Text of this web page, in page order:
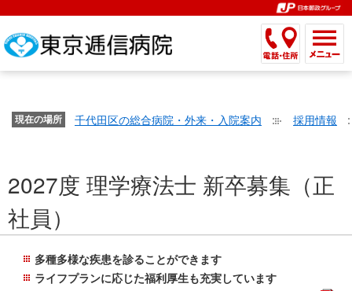
が
で
す。
ー
ジ
内
メ
ー
ヘ
ッ
ダ
ー
メ
こ
き
さ
設
定
す。
こ
大
き
さ
設
こ
メ
ニ
ュ
ー
す。
こ
ま
ッ
メ
ニ
ュ
ー
す。
こ
か
イ
検
索
で
す。
こ
こ
ま
イ
検
で
す。
こ
こ
か
通
ュ
で
す。
こ
こ
ま
共
通
ュ
で
す。
現在の場所 千代田区の総合病院・外来・入院案内 採用情報
こ
か
ら
本
2027度 理学療法士 新卒募集（正
社員）
多種多様な疾患を診ることができます
ライフプランに応じた福利厚生も充実しています